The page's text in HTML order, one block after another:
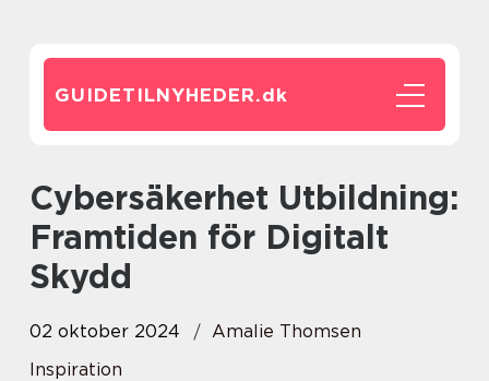
GUIDETILNYHEDER.dk
Cybersäkerhet Utbildning:
Framtiden för Digitalt
Skydd
02 oktober 2024
Amalie Thomsen
Inspiration